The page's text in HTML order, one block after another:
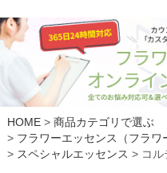
HOME
商品カテゴリで選ぶ
フラワーエッセンス（フラワ
スペシャルエッセンス
コ